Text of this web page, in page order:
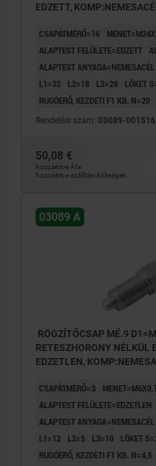
EDZETT,
CSAPÁTMÉRŐ=16
ALAPTEST FELÜLETE=EDZETT
ALAPTEST ANYAGA=NEMESACÉL
L1=32
L2=18 L3=28 LÖKET
RUGÓERŐ, KEZDETI F1 KB. N=20
Rendelési szám: 03089-001516
50,08 €
hozzáértve Áfa
hozzáértve szállítási költségek
03089 A
RÖGZÍTŐCSAP MÉ.9
RETESZHORONY NÉLKÜL
EDZETLEN,
CSAPÁTMÉRŐ=3
ALAPTEST FELÜLETE=EDZETLEN
ALAPTEST ANYAGA=NEMESACÉL
L1=12
L2=5 L3=10 LÖKET
RUGÓERŐ, KEZDETI F1 KB. N=4,5